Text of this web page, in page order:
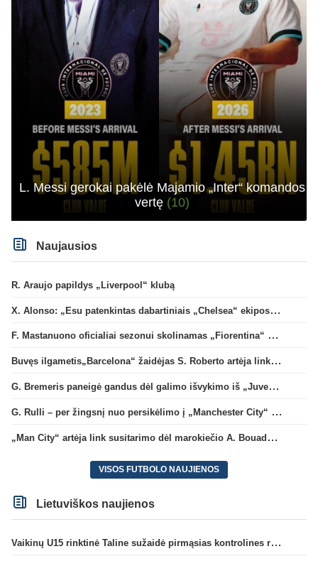
L. Messi gerokai pakėlė Majamio „Inter“ komandos
vertę (10)
Naujausios
R. Araujo papildys „Liverpool“ klubą
X. Alonso: „Esu patenkintas dabartiniais „Chelsea“ ekipos vartininkais“
F. Mastanuono oficialiai sezonui skolinamas „Fiorentina“ ekipai
Buvęs ilgametis„Barcelona“ žaidėjas S. Roberto artėja link persikėlimo į MLS
G. Bremeris paneigė gandus dėl galimo išvykimo iš „Juventus“ klubo
G. Rulli – per žingsnį nuo persikėlimo į „Manchester City“ klubą
„Man City“ artėja link susitarimo dėl marokiečio A. Bouaddi persikėlimo
VISOS FUTBOLO NAUJIENOS
Lietuviškos naujienos
Vaikinų U15 rinktinė Taline sužaidė pirmąsias kontrolines rungtynes